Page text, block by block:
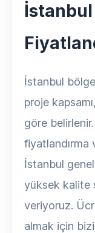
İstanbul
İstanbul
proje
göre
fiyatlandırma
İstanbul
yüksek kalite
veriyoruz.
almak için